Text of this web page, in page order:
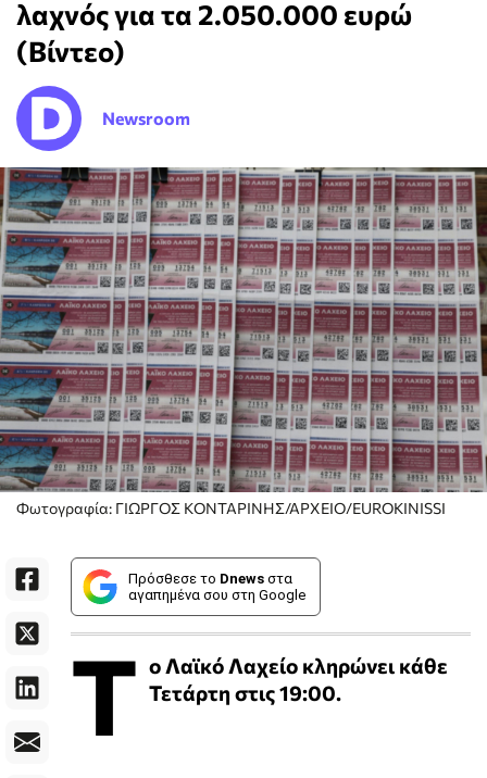
λαχνός για τα 2.050.000 ευρώ
(Βίντεο)
Newsroom
Φωτογραφία: ΓΙΩΡΓΟΣ ΚΟΝΤΑΡΙΝΗΣ/ΑΡΧΕΙΟ/EUROKINISSΙ
Πρόσθεσε το Dnews στα
αγαπημένα σου στη Google
Τ ο Λαϊκό Λαχείο κληρώνει κάθε
Τετάρτη στις 19:00.